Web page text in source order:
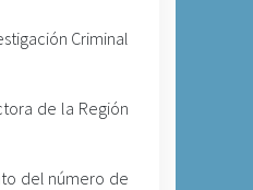
Criminal
de la Región
del número de